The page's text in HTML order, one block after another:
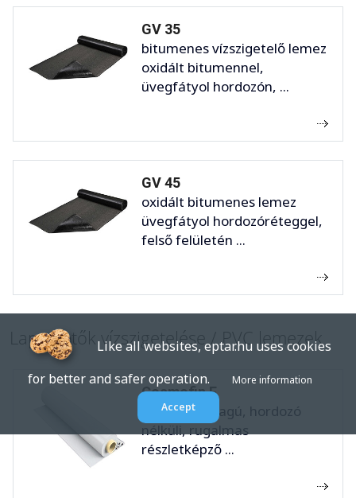
GV 35
bitumenes vízszigetelő lemez
oxidált bitumennel,
üvegfátyol hordozón, ...
GV 45
oxidált bitumenes lemez
üvegfátyol hordozóréteggel,
felső felületén ...
Lapostetők vízszigetelése / PVC lemezek
Cosmofin F
lágy pvc anyagú, hordozó
nélküli, rugalmas
részletképző ...
Like all websites, eptar.hu uses cookies
for better and safer operation.
More information
Accept